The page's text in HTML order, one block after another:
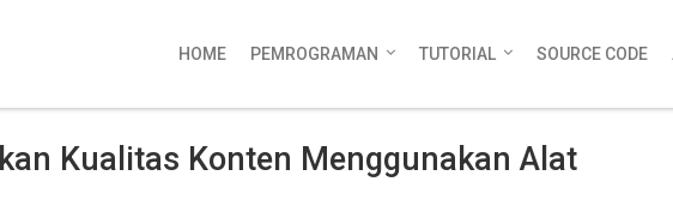
HOME PEMROGRAMAN TUTORIAL SOURCE CODE
Kualitas Konten Menggunakan Alat